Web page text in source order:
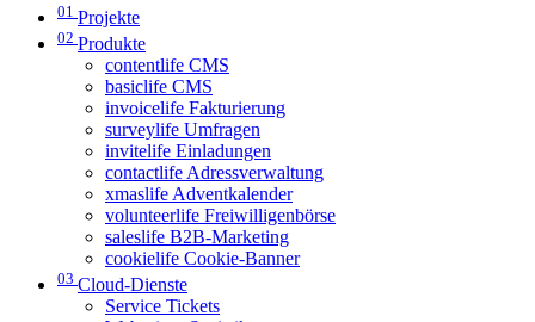
01 Projekte
02 Produkte
contentlife CMS
basiclife CMS
invoicelife Fakturierung
surveylife Umfragen
invitelife Einladungen
contactlife Adressverwaltung
xmaslife Adventkalender
volunteerlife Freiwilligenbörse
saleslife B2B-Marketing
cookielife Cookie-Banner
03 Cloud-Dienste
Service Tickets